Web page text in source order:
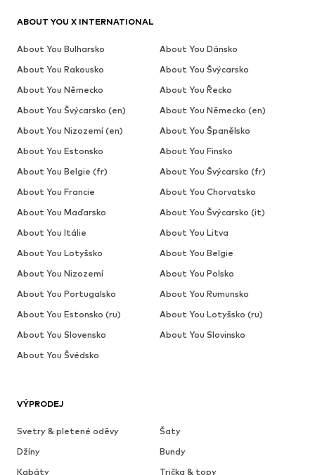
VÝPRODEJ
Svetry & pletené oděvy
Šaty
Džíny
Bundy
Kabáty
Trička & topy
ABOUT YOU X INTERNATIONAL
About You Bulharsko
About You Dánsko
About You Rakousko
About You Švýcarsko
About You Německo
About You Řecko
About You Švýcarsko (en)
About You Německo (en)
About You Nizozemí (en)
About You Španělsko
About You Estonsko
About You Finsko
About You Belgie (fr)
About You Švýcarsko (fr)
About You Francie
About You Chorvatsko
About You Maďarsko
About You Švýcarsko (it)
About You Itálie
About You Litva
About You Lotyšsko
About You Belgie
About You Nizozemí
About You Polsko
About You Portugalsko
About You Rumunsko
About You Estonsko (ru)
About You Lotyšsko (ru)
About You Slovensko
About You Slovinsko
About You Švédsko